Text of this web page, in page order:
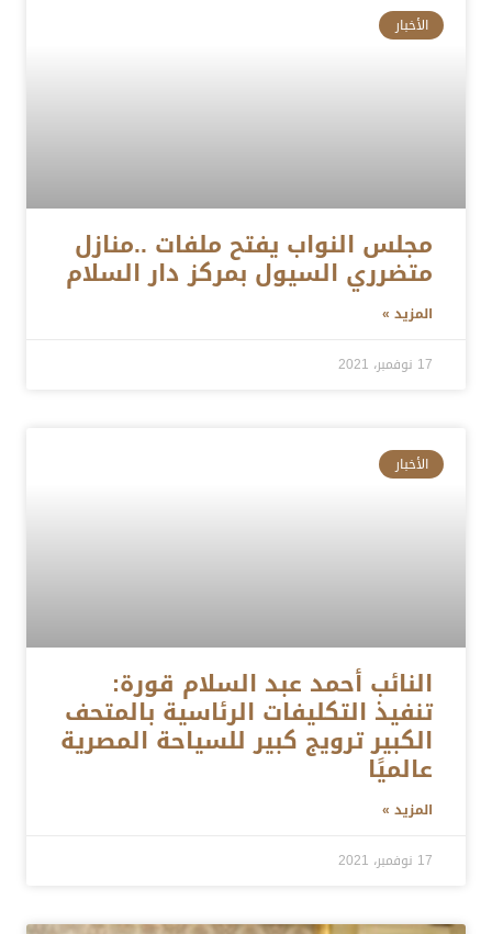
الأخبار
مجلس النواب يفتح ملفات ..منازل
متضرري السيول بمركز دار السلام
المزيد »
17 نوفمبر، 2021
الأخبار
النائب أحمد عبد السلام قورة:
تنفيذ التكليفات الرئاسية بالمتحف
الكبير ترويج كبير للسياحة المصرية
عالميًا
المزيد »
17 نوفمبر، 2021